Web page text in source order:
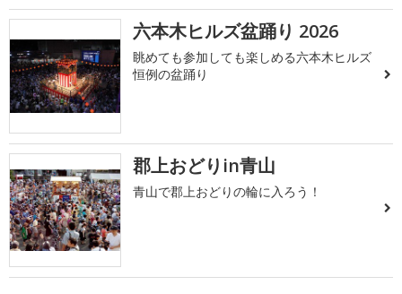
六本木ヒルズ盆踊り 2026
眺めても参加しても楽しめる六本木ヒルズ
恒例の盆踊り
郡上おどりin青山
青山で郡上おどりの輪に入ろう！